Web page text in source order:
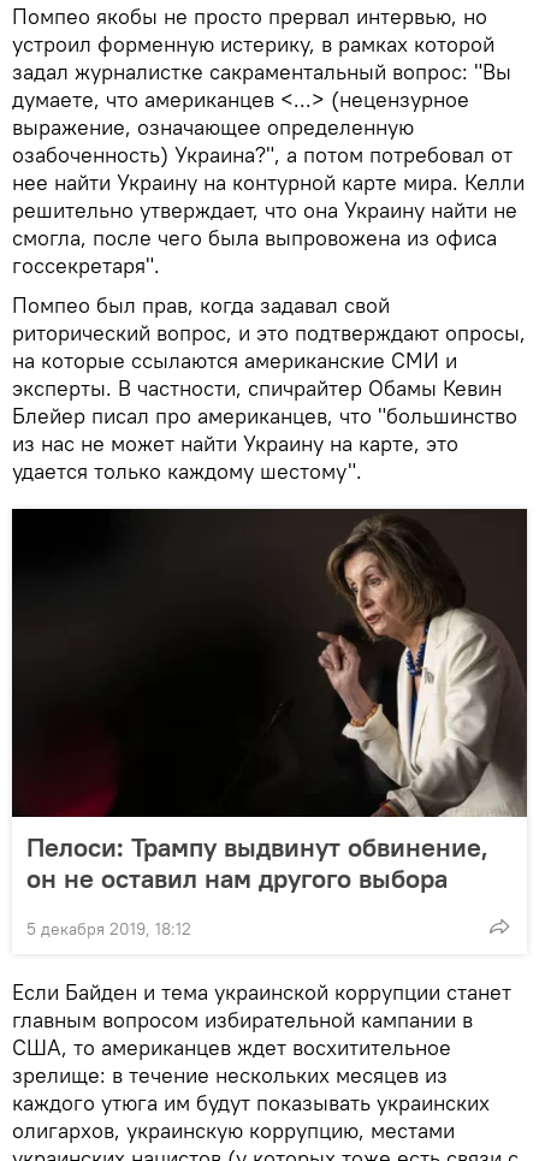
Помпео якобы не просто прервал интервью, но
устроил форменную истерику, в рамках которой
задал журналистке сакраментальный вопрос: "Вы
думаете, что американцев <...> (нецензурное
выражение, означающее определенную
озабоченность) Украина?", а потом потребовал от
нее найти Украину на контурной карте мира. Келли
решительно утверждает, что она Украину найти не
смогла, после чего была выпровожена из офиса
госсекретаря".
Помпео был прав, когда задавал свой
риторический вопрос, и это подтверждают опросы,
на которые ссылаются американские СМИ и
эксперты. В частности, спичрайтер Обамы Кевин
Блейер писал про американцев, что "большинство
из нас не может найти Украину на карте, это
удается только каждому шестому".
Пелоси: Трампу выдвинут обвинение,
он не оставил нам другого выбора
5 декабря 2019, 18:12
Если Байден и тема украинской коррупции станет
главным вопросом избирательной кампании в
США, то американцев ждет восхитительное
зрелище: в течение нескольких месяцев из
каждого утюга им будут показывать украинских
олигархов, украинскую коррупцию, местами